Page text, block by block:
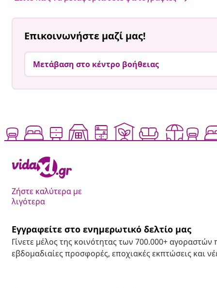
Επικοινωνήστε μαζί μας!
Μετάβαση στο κέντρο βοήθειας
Ζήστε καλύτερα με
λιγότερα
Εγγραφείτε στο ενημερωτικό δελτίο μας
Γίνετε μέλος της κοινότητας των 700.000+
εβδομαδιαίες προσφορές, εποχιακές εκπτώσεις και